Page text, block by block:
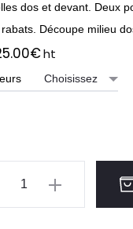
dos et devant. Deux
Découpe milieu
€ht